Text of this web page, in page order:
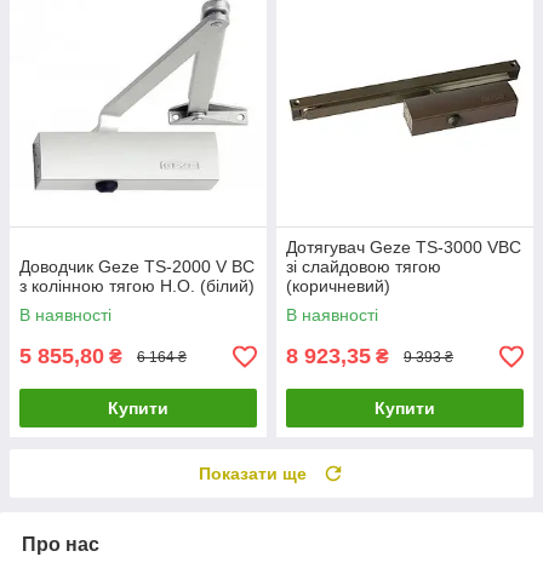
Доводчик Geze TS-2000 V BC
з колінною тягою Н.О. (білий)
В наявності
5 855,80 ₴ 6 164 ₴
Купити
Дотягувач Geze TS-3000 VBC
зі слайдовою тягою
(коричневий)
В наявності
8 923,35 ₴ 9 393 ₴
Купити
Показати ще
Про нас